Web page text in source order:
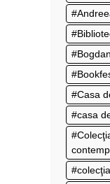
Casa
casa